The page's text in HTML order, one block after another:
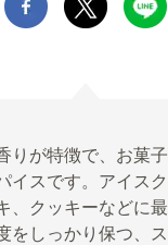
りが特徴で、お菓
イスです。アイス
、クッキーなどに
をしっかり保つ、